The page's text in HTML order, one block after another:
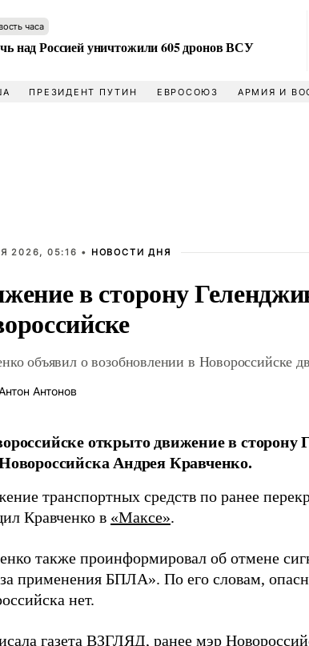
часа
над Россией уничтожили 605 дронов ВСУ
ПРЕЗИДЕНТ ПУТИН ЕВРОСОЮЗ АРМИЯ И
2026, 05:16 • НОВОСТИ ДНЯ
в сторону
объявил о возобновлении в Новороссийске
Антонов
открыто движение в сторону
Андрея Кравченко.
транспортных средств по ранее
Кравченко в «Максе».
также проинформировал об отмене
применения БПЛА». По его словам,
нет.
газета ВЗГЛЯД, ранее мэр